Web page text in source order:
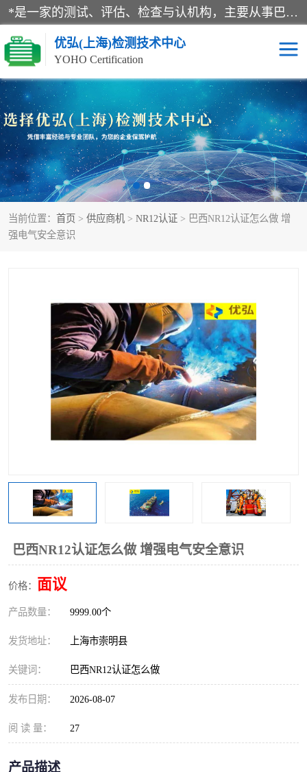
*是一家的测试、评估、检查与认机构，主要从事巴西NR10认证、NR12认证、NR13认证；ANATEL认证、INMTRO认证，欧盟CE认证：MD认证，PED认证，MID认证，ATEX认证，德国蓝色天使认证。
优弘(上海)检测技术中心
YOHO Certification
当前位置： 首页 > 供应商机 > NR12认证 > 巴西NR12认证怎么做 增
强电气安全意识
巴西NR12认证怎么做 增强电气安全意识
价格： 面议
产品数量： 9999.00个
发货地址： 上海市崇明县
关键词： 巴西NR12认证怎么做
发布日期： 2026-08-07
阅 读 量： 27
产品描述
RECYCLASS认证 NR10认证
NR12认证 NR13认证
ART认证 巴西NR认证
巴西认证 RETIE认证